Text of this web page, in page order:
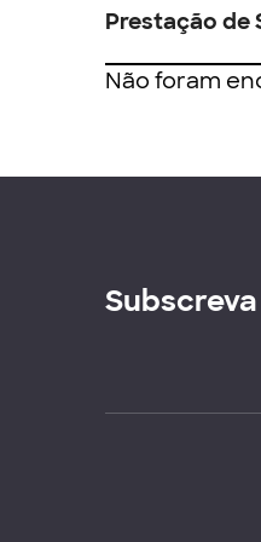
Prestação de
Não foram